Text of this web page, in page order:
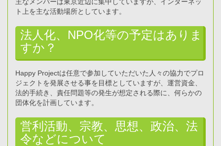
ト上を主な活動場所としています。
法人化、NPO化等の予定はありま
すか？
Happy Projectは任意で参加していただいた人々の協力でプロ
ジェクトを発展させる事を目標としていますが、運営資金、
法的手続き、責任問題等の発生が想定される際に、何らかの
団体化を計画しています。
営利活動、宗教、思想、政治、法
令などについて